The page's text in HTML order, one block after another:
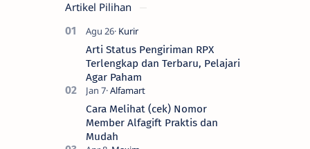
Artikel Pilihan
Arti Status Pengiriman RPX
Terlengkap dan Terbaru, Pelajari
Agar Paham
Cara Melihat (cek) Nomor
Member Alfagift Praktis dan
Mudah